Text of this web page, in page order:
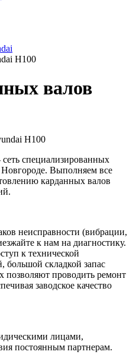
H100
валов
специализированных
Выполняем все
карданных валов
неисправности (вибрации,
к нам на диагностику.
к технической
большой складкой запас
проводить ремонт
заводское качество
лицами,
постоянным партнерам.